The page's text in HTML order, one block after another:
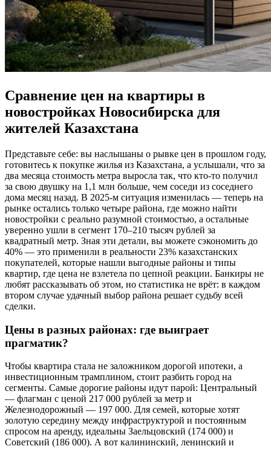
Сравнение цен на квартиры в
новостройках Новосибирска для
жителей Казахстана
Представьте себе: вы наслышаны о рывке цен в прошлом году,
готовитесь к покупке жилья из Казахстана, а услышали, что за
два месяца стоимость метра выросла так, что кто-то получил
за свою двушку на 1,1 млн больше, чем соседи из соседнего
дома месяц назад. В 2025-м ситуация изменилась — теперь на
рынке остались только четыре района, где можно найти
новостройки с реально разумной стоимостью, а остальные
уверенно ушли в сегмент 170–210 тысяч рублей за
квадратный метр. Зная эти детали, вы можете сэкономить до
40% — это применили в реальности 23% казахстанских
покупателей, которые нашли выгодные районы и типы
квартир, где цена не взлетела по цепной реакции. Банкиры не
любят рассказывать об этом, но статистика не врёт: в каждом
втором случае удачный выбор района решает судьбу всей
сделки.
Цены в разных районах: где выиграет
прагматик?
Чтобы квартира стала не заложником дорогой ипотеки, а
инвестиционным трамплином, стоит разбить город на
сегменты. Самые дорогие районы идут парой: Центральный
— флагман с ценой 217 000 рублей за метр и
Железнодорожный — 197 000. Для семей, которые хотят
золотую середину между инфраструктурой и постоянным
спросом на аренду, идеальны Заельцовский (174 000) и
Советский (186 000). А вот калининский, ленинский и